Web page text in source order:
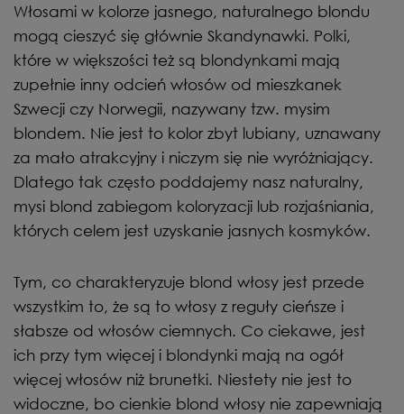
Włosami w kolorze jasnego, naturalnego blondu
mogą cieszyć się głównie Skandynawki. Polki,
które w większości też są blondynkami mają
zupełnie inny odcień włosów od mieszkanek
Szwecji czy Norwegii, nazywany tzw. mysim
blondem. Nie jest to kolor zbyt lubiany, uznawany
za mało atrakcyjny i niczym się nie wyróżniający.
Dlatego tak często poddajemy nasz naturalny,
mysi blond zabiegom koloryzacji lub rozjaśniania,
których celem jest uzyskanie jasnych kosmyków.
Tym, co charakteryzuje blond włosy jest przede
wszystkim to, że są to włosy z reguły cieńsze i
słabsze od włosów ciemnych. Co ciekawe, jest
ich przy tym więcej i blondynki mają na ogół
więcej włosów niż brunetki. Niestety nie jest to
widoczne, bo cienkie blond włosy nie zapewniają